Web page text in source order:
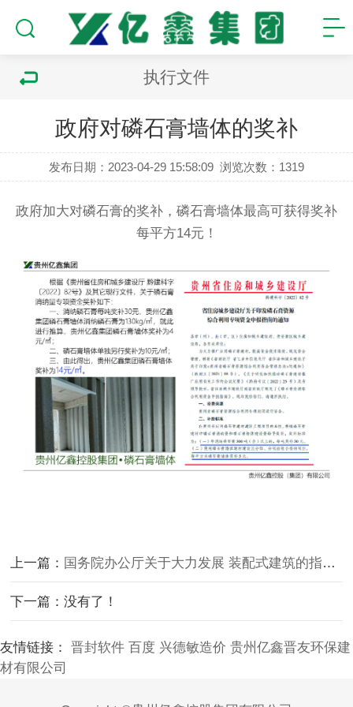
执行文件
政府对磷石膏墙体的奖补
发布日期：2023-04-29 15:58:09 浏览次数： 1319
政府加大对磷石膏的奖补，磷石膏墙体最高可获得奖补
每平方14元！
上一篇： 国务院办公厅关于大力发展 装配式建筑的指导意见
下一篇：没有了！
友情链接： 晋封软件 百度 兴德敏造价 贵州亿鑫晋友环保建
材有限公司